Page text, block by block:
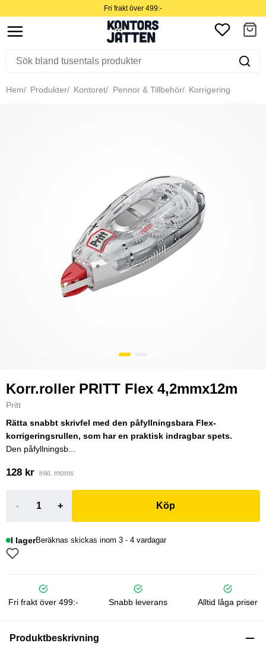
Fri frakt över 499:-
Hem Produkter Kontoret Pennor & Tillbehör Korrigering
Korr.roller PRITT Flex 4,2mmx12m
Pritt
Rätta snabbt skrivfel med den påfyllningsbara Flex-
korrigeringsrullen, som har en praktisk indragbar spets.
Den påfyllningsb...
128 kr inkl. moms
- + Köp
I lagerBeräknas skickas inom 3 - 4 vardagar
Fri frakt över 499:- Snabb leverans Alltid låga priser
Produktbeskrivning